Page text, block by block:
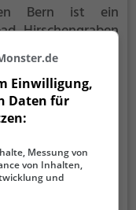
Bern ist ein
Hirschengraben
auch an
mit Freunden -
kommt jeder auf
Einwilligung,
Daten für
Messung von
von Inhalten,
und